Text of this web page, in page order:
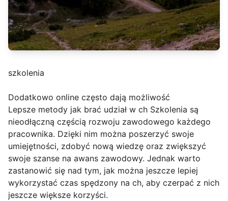
szkolenia
Dodatkowo online często dają możliwość
Lepsze metody jak brać udział w ch Szkolenia są
nieodłączną częścią rozwoju zawodowego każdego
pracownika. Dzięki nim można poszerzyć swoje
umiejętności, zdobyć nową wiedzę oraz zwiększyć
swoje szanse na awans zawodowy. Jednak warto
zastanowić się nad tym, jak można jeszcze lepiej
wykorzystać czas spędzony na ch, aby czerpać z nich
jeszcze większe korzyści.